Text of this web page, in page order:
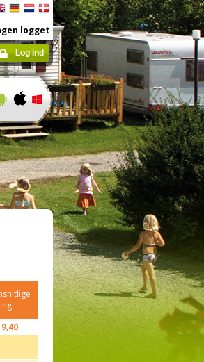
logget
Log ind
9,40